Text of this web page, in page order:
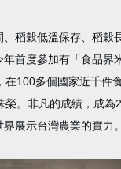
稻穀低溫保存、稻穀
年首度參加有「食品界
在100多個國家近千件
榮。非凡的成績，成為
展示台灣農業的實力。